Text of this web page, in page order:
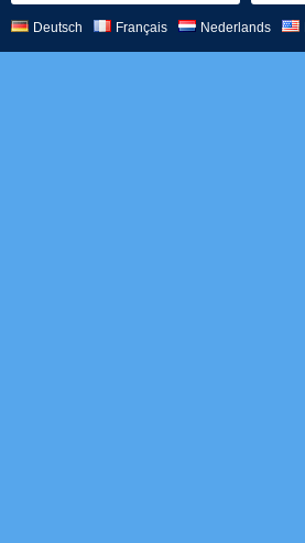
Deutsch Français Nederlands